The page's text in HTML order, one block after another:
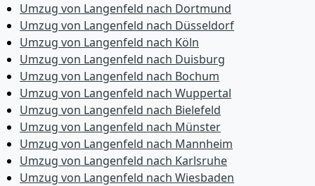
Umzug von Langenfeld nach Dortmund
Umzug von Langenfeld nach Düsseldorf
Umzug von Langenfeld nach Köln
Umzug von Langenfeld nach Duisburg
Umzug von Langenfeld nach Bochum
Umzug von Langenfeld nach Wuppertal
Umzug von Langenfeld nach Bielefeld
Umzug von Langenfeld nach Münster
Umzug von Langenfeld nach Mannheim
Umzug von Langenfeld nach Karlsruhe
Umzug von Langenfeld nach Wiesbaden